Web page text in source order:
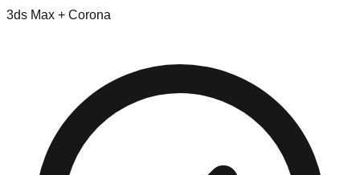
3ds Max + Corona